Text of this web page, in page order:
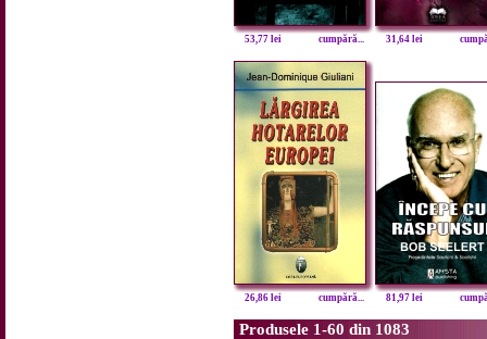
53,77 lei cumpără... 31,64 lei
26,86 lei cumpără... 81,97 lei
Produsele 1-60 din 1083